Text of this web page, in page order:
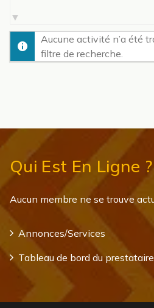
par
activité:
Aucune activité n’a été
filtre de recherche.
Qui Est En Ligne ?
Aucun membre ne se trouve
Annonces/Services
Tableau de bord du prestataire